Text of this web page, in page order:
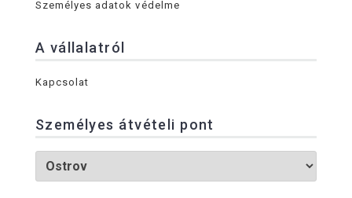
Személyes adatok védelme
A vállalatról
Kapcsolat
Személyes átvételi pont